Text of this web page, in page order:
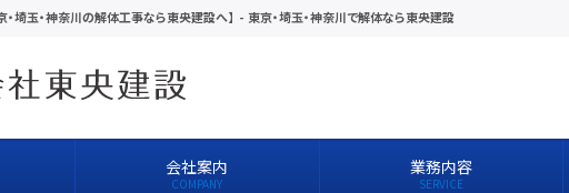
埼玉・神奈川の解体工事なら東央建設へ】 - 東京・埼玉・神奈川で解体なら東央建設
会社案内 業務内容